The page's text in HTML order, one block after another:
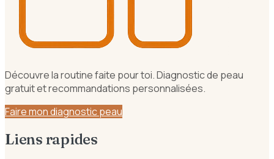
Découvre la routine faite pour toi. Diagnostic de peau
gratuit et recommandations personnalisées.
Faire mon diagnostic peau
Liens rapides